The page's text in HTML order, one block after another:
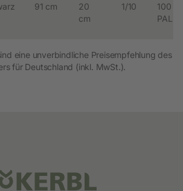
91 cm
20
cm
1/10
100
PAL
eine unverbindliche Preisempfehlung des
für Deutschland (inkl. MwSt.).